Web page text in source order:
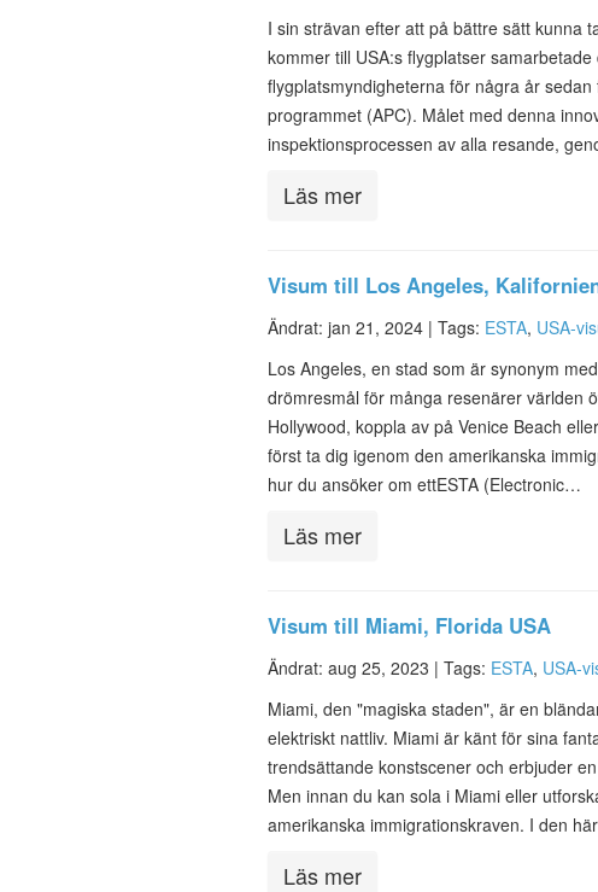
I sin strävan efter att på bättre sätt kunna
kommer till USA:s flygplatser
flygplatsmyndigheterna för några år
programmet (APC). Målet med denna
inspektionsprocessen av alla resande,
Läs mer
Visum till Los Angeles,
Ändrat: jan 21, 2024 | Tags: ESTA, USA-
Los Angeles, en stad som är synonym
drömresmål för många resenärer världen
Hollywood, koppla av på Venice Beach
först ta dig igenom den amerikanska
hur du ansöker om ettESTA (Electronic…
Läs mer
Visum till Miami, Florida USA
Ändrat: aug 25, 2023 | Tags: ESTA, USA-
Miami, den "magiska staden", är en
elektriskt nattliv. Miami är känt för sina
trendsättande konstscener och erbjuder
Men innan du kan sola i Miami eller
amerikanska immigrationskraven. I den
Läs mer